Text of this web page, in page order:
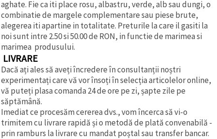
aghate. Fie ca iti place rosu, albastru, verde, alb sau dungi, o
combinatie de margele complementare sau piese brute,
alegerea iti apartine in totalitate. Preturile la care il gasiti la
noi sunt intre 2.50 si 50.00 de RON, in functie de marimea si
marimea produsului.
LIVRARE
Dacă ați ales să aveți încredere în consultanții noștri
experimentați care vă vor însoți în selecția articolelor online,
vă puteți plasa comanda 24 de ore pe zi, șapte zile pe
săptămână.
Imediat ce procesăm cererea dvs., vom încerca să vi-o
trimitem cu livrare rapidă și o metodă de plată convenabilă -
prin ramburs la livrare cu mandat poștal sau transfer bancar.